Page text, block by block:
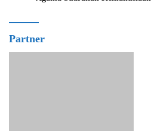
Partner